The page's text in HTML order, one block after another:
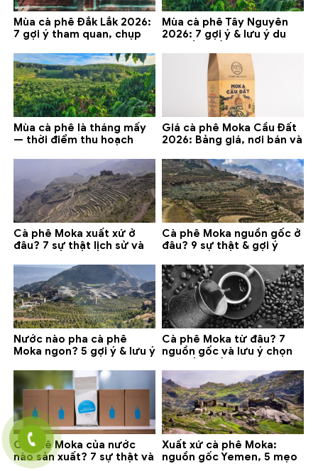
Mùa cà phê Đắk Lắk 2026:
7 gợi ý tham quan, chụp
Mùa cà phê Tây Nguyên
2026: 7 gợi ý & lưu ý du
Mùa cà phê là tháng mấy
— thời điểm thu hoạch
Giá cà phê Moka Cầu Đất
2026: Bảng giá, nơi bán và
Cà phê Moka xuất xứ ở
đâu? 7 sự thật lịch sử và
Cà phê Moka nguồn gốc ở
đâu? 9 sự thật & gợi ý
Nước nào pha cà phê
Moka ngon? 5 gợi ý & lưu ý
Cà phê Moka từ đâu? 7
nguồn gốc và lưu ý chọn
Cà phê Moka của nước
nào sản xuất? 7 sự thật và
Xuất xứ cà phê Moka:
nguồn gốc Yemen, 5 mẹo